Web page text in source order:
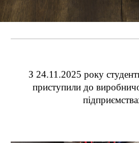
З 24.11.2025 року
приступили до